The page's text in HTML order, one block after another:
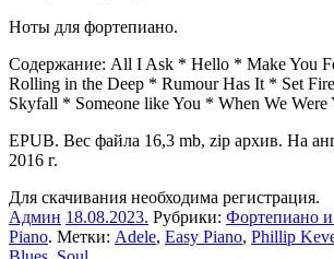
Ноты для фортепиано.
Содержание: All I Ask * Hello * Make You
Rolling in the Deep * Rumour Has It * Set
Skyfall * Someone like You * When We Were
EPUB. Вес файла 16,3 mb, zip архив. На
2016 г.
Для скачивания необходима регистрация.
Админ 18.08.2023. Рубрики: Фортепиано
Piano. Метки: Adele, Easy Piano, Phillip